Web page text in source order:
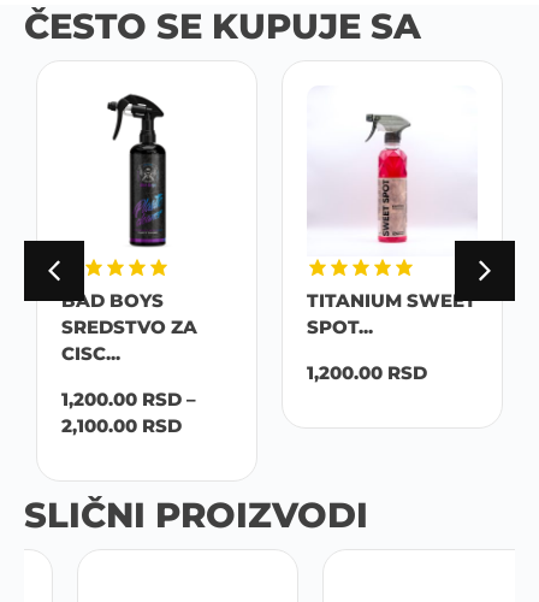
ČESTO SE KUPUJE SA
BAD BOYS
SREDSTVO ZA
CISC...
1,200.00 RSD –
2,100.00 RSD
TITANIUM SWEET
SPOT...
1,200.00 RSD
SLIČNI PROIZVODI